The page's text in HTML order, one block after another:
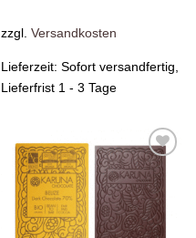
zzgl. Versandkosten
Lieferzeit: Sofort versandfertig,
Lieferfrist 1 - 3 Tage
Zur
Wunschliste
hinzufügen